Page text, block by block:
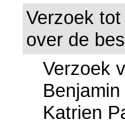
Verzoek
over de
Verzoek
Katrien